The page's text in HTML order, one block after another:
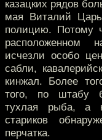
казацких рядов
мая Виталий
полицию. Потому
расположенном
исчезли особо
сабли,
кинжал. Более
того, по штабу
тухлая рыба, а
стариков
перчатка.